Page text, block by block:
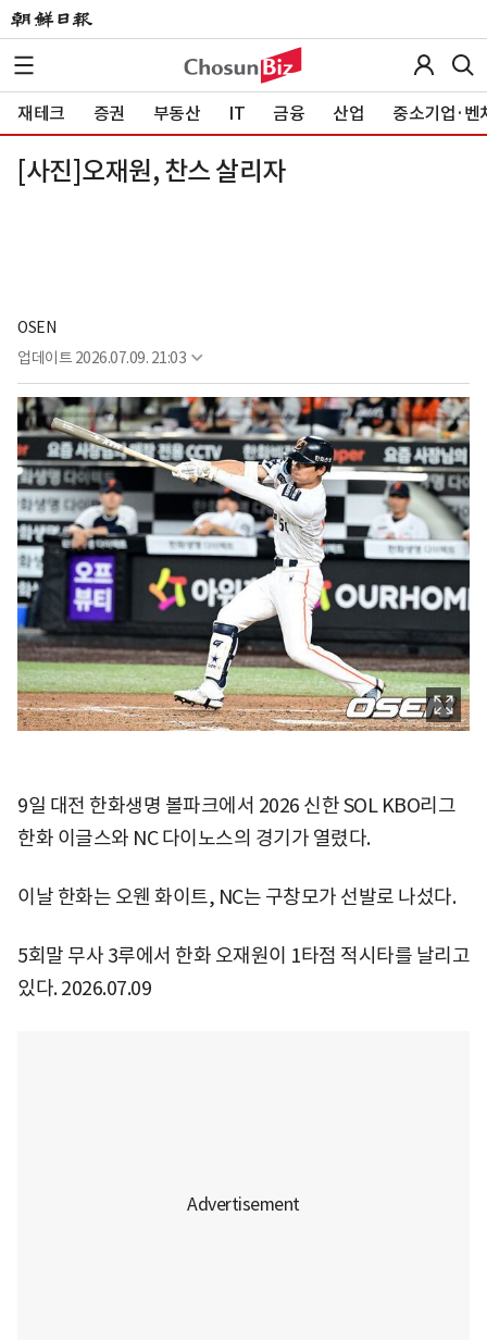
재테크 증권 부동산 IT 금융 산업 중소기업·벤
[사진]오재원, 찬스 살리자
OSEN
업데이트 2026.07.09. 21:03
9일 대전 한화생명 볼파크에서 2026 신한 SOL KBO리그
한화 이글스와 NC 다이노스의 경기가 열렸다.
이날 한화는 오웬 화이트, NC는 구창모가 선발로 나섰다.
5회말 무사 3루에서 한화 오재원이 1타점 적시타를 날리고
있다. 2026.07.09